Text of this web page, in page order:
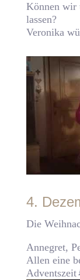
Können wir
lassen?
Veronika
4.
Die
Annegret,
Allen eine